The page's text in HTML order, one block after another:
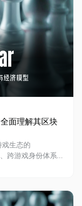
面理解其区块
生态的
跨游戏身份体系和
并为游戏工作室提